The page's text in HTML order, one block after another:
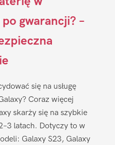
gwarancji? –
się na usługę
Coraz więcej
skarży się na szybkie
latach. Dotyczy to w
Galaxy S23, Galaxy